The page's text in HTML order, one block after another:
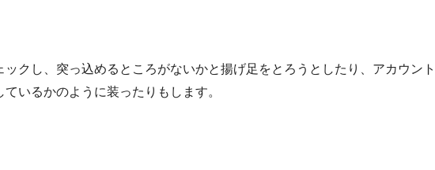
クし、突っ込めるところがないかと揚げ足をとろうとしたり、アカウント
いるかのように装ったりもします。